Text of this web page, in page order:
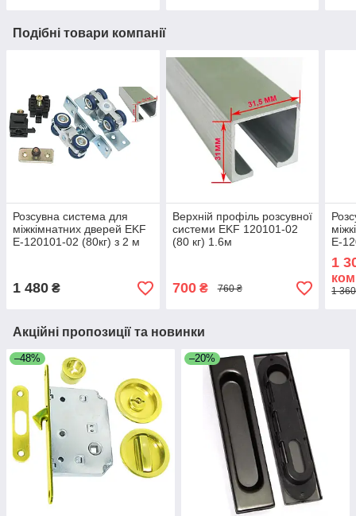
Подібні товари компанії
Розсувна система для
міжкімнатних дверей EKF
E-120101-02 (80кг) з 2 м
1 480 ₴
Верхній профіль розсувної
системи EKF 120101-02
(80 кг) 1.6м
700₴ 760 ₴
E-
1
1
Акційні пропозиції та новинки
–48% –20%